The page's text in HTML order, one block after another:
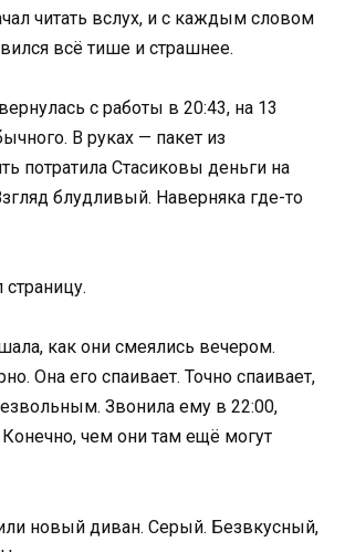
читать вслух, и с каждым словом
всё тише и страшнее.
с работы в 20:43, на 13
В руках — пакет из
потратила Стасиковы деньги на
блудливый. Наверняка где-то
как они смеялись вечером.
Она его спаивает. Точно спаивает,
Звонила ему в 22:00,
Конечно, чем они там ещё могут
новый диван. Серый. Безвкусный,